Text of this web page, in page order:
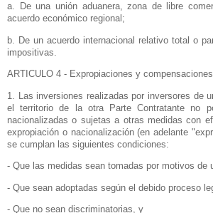
a. De una unión aduanera, zona de libre
acuerdo económico regional;
b. De un acuerdo internacional relativo total o
impositivas.
ARTICULO 4 - Expropiaciones y compensaciones
1. Las inversiones realizadas por inversores de
el territorio de la otra Parte Contratante no
nacionalizadas o sujetas a otras medidas con
expropiación o nacionalización (en adelante
se cumplan las siguientes condiciones:
- Que las medidas sean tomadas por motivos de
- Que sean adoptadas según el debido proceso
- Que no sean discriminatorias, y